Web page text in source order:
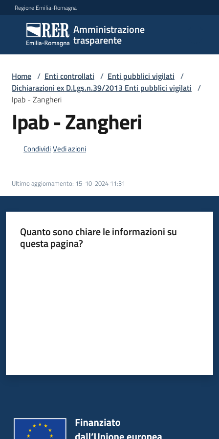
Vai al contenuto
Vai alla navigazione
Vai al footer
Regione Emilia-Romagna
Amministrazione
trasparente
Amministrazione
trasparente
Sottosezioni
Accesso
Home / Enti controllati / Enti pubblici vigilati /
Dichiarazioni ex D.Lgs.n.39/2013 Enti pubblici vigilati /
Ipab - Zangheri
Ipab - Zangheri
CondividiVedi azioni
Ultimo aggiornamento: 15-10-2024 11:31
Quanto sono chiare le informazioni su
questa pagina?